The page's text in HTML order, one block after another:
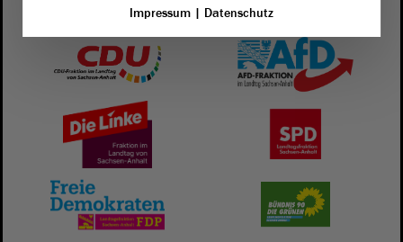
Impressum| Datenschutz